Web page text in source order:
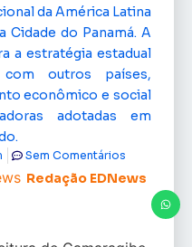
da América Latina
Cidade do Panamá. A
a estratégia estadual
outros países,
econômico e social
adotadas em
Redação EDNews
Sem Comentários